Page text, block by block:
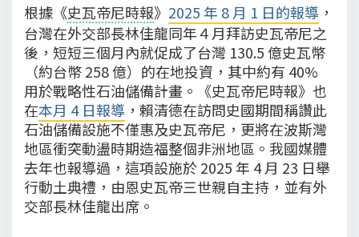
根據《史瓦帝尼時報》 2025 年 8 月 1 日的報導 ，
台灣在外交部長林佳龍同年４月拜訪史瓦帝尼之
後，短短三個月內就促成了台灣 130.5 億史瓦幣
（約台幣 258 億）的在地投資，其中約有 40%
用於戰略性石油儲備計畫。《史瓦帝尼時報》也
在本月 4 日報導 ，賴清德在訪問史國期間稱讚此
石油儲備設施不僅惠及史瓦帝尼，更將在波斯灣
地區衝突動盪時期造福整個非洲地區。我國媒體
去年也報導過，這項設施於 2025 年 4 月 23 日舉
行動土典禮，由恩史瓦帝三世親自主持，並有外
交部長林佳龍出席。